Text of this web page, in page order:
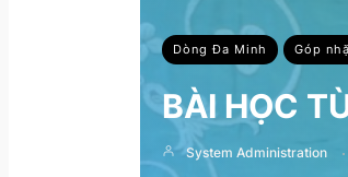
Dòng Đa Minh Góp
BÀI HỌC
System Administration